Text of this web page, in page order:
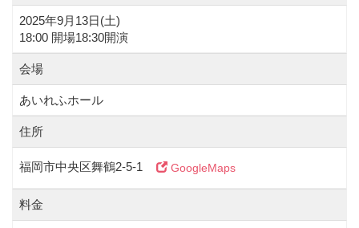
2025年9月13日(土)
18:00 開場18:30開演
会場
あいれふホール
住所
福岡市中央区舞鶴2-5-1 GoogleMaps
料金